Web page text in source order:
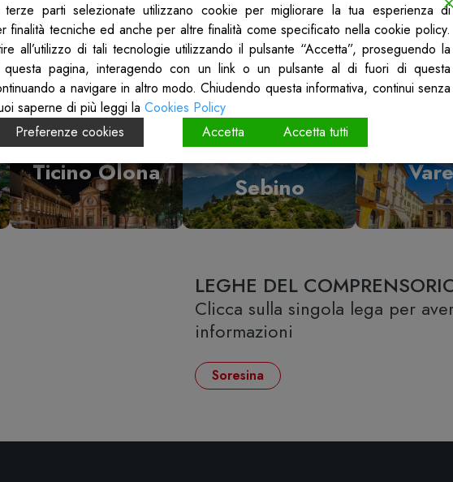
Mantova Milano
Ticino Olona
Vallecamonica
Sebino
LEGHE DEL
Clicca sulla singola lega per
informazioni
Soresina
parti selezionate utilizzano cookie per migliorare la tua esperienza di
finalità tecniche ed anche per altre finalità come specificato nella cookie policy.
all’utilizzo di tali tecnologie utilizzando il pulsante “Accetta”, proseguendo la
questa pagina, interagendo con un link o un pulsante al di fuori di questa
a navigare in altro modo. Chiudendo questa informativa, continui senza
saperne di più leggi la Cookies Policy
Preferenze cookies Accetta Accetta tutti